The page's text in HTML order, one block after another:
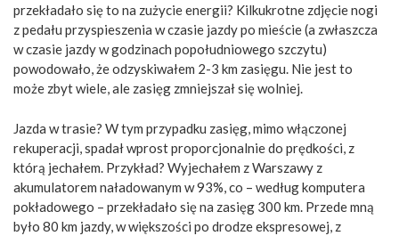
przekładało się to na zużycie energii? Kilkukrotne zdjęcie nogi
z pedału przyspieszenia w czasie jazdy po mieście (a zwłaszcza
w czasie jazdy w godzinach popołudniowego szczytu)
powodowało, że odzyskiwałem 2-3 km zasięgu. Nie jest to
może zbyt wiele, ale zasięg zmniejszał się wolniej.
Jazda w trasie? W tym przypadku zasięg, mimo włączonej
rekuperacji, spadał wprost proporcjonalnie do prędkości, z
którą jechałem. Przykład? Wyjechałem z Warszawy z
akumulatorem naładowanym w 93%, co – według komputera
pokładowego – przekładało się na zasięg 300 km. Przede mną
było 80 km jazdy, w większości po drodze ekspresowej, z